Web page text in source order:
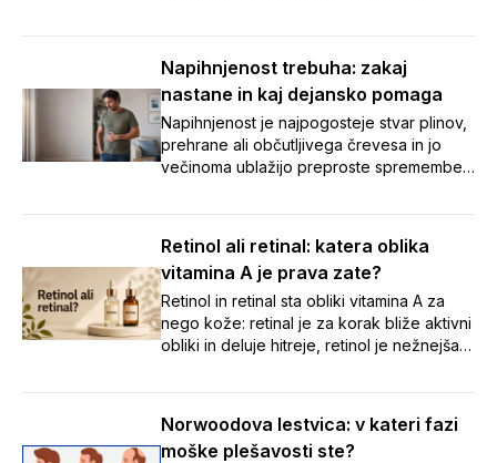
Napihnjenost, zaprtje in potovalna driska
spremljevalci. V članku smo zbrali sedem
preprostih nasvetov, s katerimi boste tudi
na poti poskrbeli za urejeno prebavo in
brezskrben oddih. 🌞
Napihnjenost trebuha: zakaj
nastane in kaj dejansko pomaga
Napihnjenost je najpogosteje stvar plinov,
prehrane ali občutljivega črevesa in jo
večinoma ublažijo preproste spremembe
pa je varneje čim prej k zdravniku kot
Retinol ali retinal: katera oblika
vitamina A je prava zate?
Retinol in retinal sta obliki vitamina A za
nego kože: retinal je za korak bliže aktivni
obliki in deluje hitreje, retinol je nežnejša
prava za vašo kožo.
Norwoodova lestvica: v kateri fazi
moške plešavosti ste?